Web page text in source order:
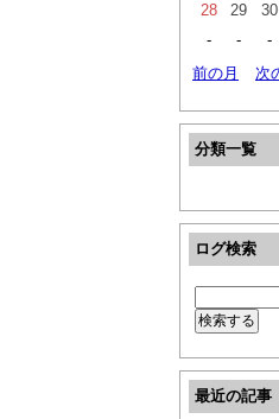
28
29 30
-
- -
前の月
次
分類一覧
ログ検索
最近の記事